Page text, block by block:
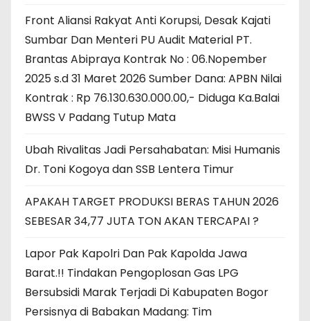
Front Aliansi Rakyat Anti Korupsi, Desak Kajati
Sumbar Dan Menteri PU Audit Material PT.
Brantas Abipraya Kontrak No : 06.Nopember
2025 s.d 31 Maret 2026 Sumber Dana: APBN Nilai
Kontrak : Rp 76.130.630.000.00,- Diduga Ka.Balai
BWSS V Padang Tutup Mata
Ubah Rivalitas Jadi Persahabatan: Misi Humanis
Dr. Toni Kogoya dan SSB Lentera Timur
APAKAH TARGET PRODUKSI BERAS TAHUN 2026
SEBESAR 34,77 JUTA TON AKAN TERCAPAI ?
Lapor Pak Kapolri Dan Pak Kapolda Jawa
Barat.!! Tindakan Pengoplosan Gas LPG
Bersubsidi Marak Terjadi Di Kabupaten Bogor
Persisnya di Babakan Madang: Tim